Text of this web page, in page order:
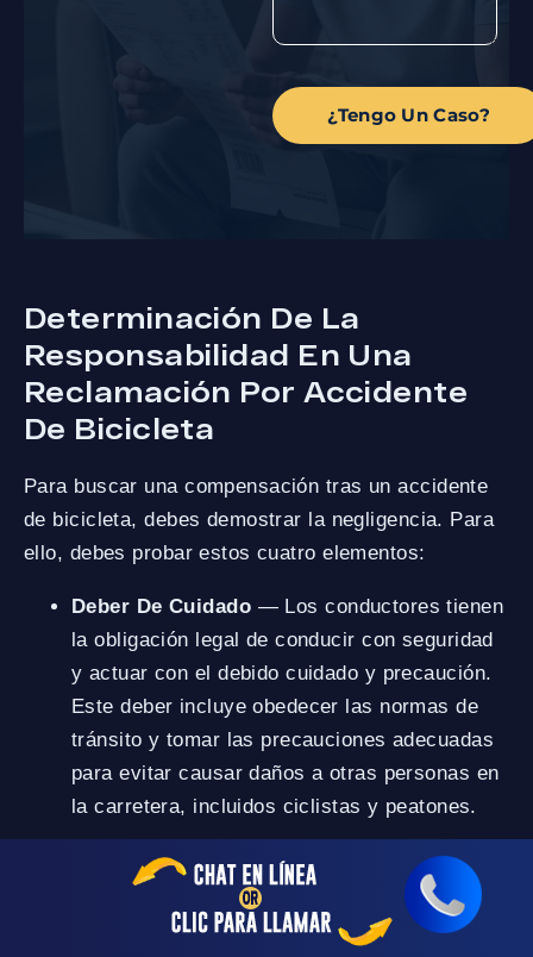
¿Tengo Un Caso?
Determinación De La
Responsabilidad En Una
Reclamación Por Accidente
De Bicicleta
Para buscar una compensación tras un accidente
de bicicleta, debes demostrar la negligencia. Para
ello, debes probar estos cuatro elementos:
Deber De Cuidado — Los conductores tienen
la obligación legal de conducir con seguridad
y actuar con el debido cuidado y precaución.
Este deber incluye obedecer las normas de
tránsito y tomar las precauciones adecuadas
para evitar causar daños a otras personas en
la carretera, incluidos ciclistas y peatones.
Incumplimiento Del Deber De Cuidado
Se produce un incumplimiento cuando un
conductor no actúa con el cuidado razonable.
Algunos ejemplos de este incumplimiento son